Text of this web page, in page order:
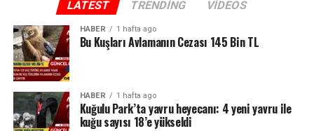
LATEST TRENDING VIDEOS
HABER 1 hafta ago
Bu Kuşları Avlamanın Cezası 145 Bin TL
HABER 1 hafta ago
Kuğulu Park’ta yavru heyecanı: 4 yeni yavru ile
kuğu sayısı 18’e yükseldi